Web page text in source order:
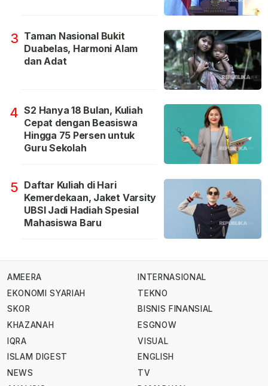
3 Taman Nasional Bukit
Duabelas, Harmoni Alam
dan Adat
4 S2 Hanya 18 Bulan, Kuliah
Cepat dengan Beasiswa
Hingga 75 Persen untuk
Guru Sekolah
5 Daftar Kuliah di Hari
Kemerdekaan, Jaket Varsity
UBSI Jadi Hadiah Spesial
Mahasiswa Baru
AMEERA
EKONOMI SYARIAH
SKOR
KHAZANAH
IQRA
ISLAM DIGEST
NEWS
INTERNASIONAL
TEKNO
BISNIS FINANSIAL
ESGNOW
VISUAL
ENGLISH
TV